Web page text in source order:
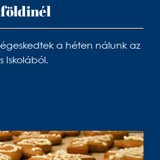
a héten nálunk az
Iskolából.